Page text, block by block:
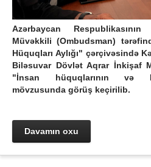
Azərbaycan
Müvəkkili (Ombudsman)
Hüquqları Aylığı" çərçivəsində
Biləsuvar Dövlət Aqrar İnkişaf
"İnsan hüquqlarının və
mövzusunda görüş keçirilib.
Davamın oxu